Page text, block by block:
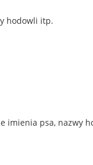
hodowli itp.
imienia psa, nazwy